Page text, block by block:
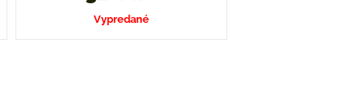
Vypredané